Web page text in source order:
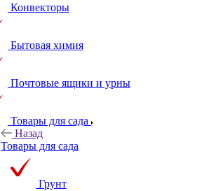
Конвекторы
Бытовая химия
Почтовые ящики и урны
Товары для сада
Назад
Товары для сада
Грунт